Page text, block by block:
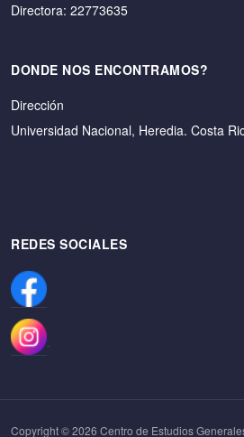
Directora: 22773635
DONDE NOS ENCONTRAMOS?
Dirección
Universidad Nacional, Heredia. Costa
REDES SOCIALES
Copyright © 2026 Centro de Estudios